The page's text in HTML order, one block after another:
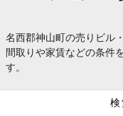
名西郡神山町の売りビル
間取りや家賃などの条件
す。
検